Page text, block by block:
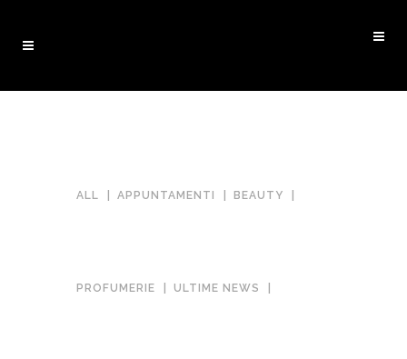
ALL APPUNTAMENTI BEAUTY
PROFUMERIE ULTIME NEWS